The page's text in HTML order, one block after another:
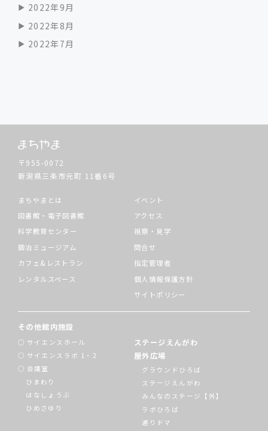
2022年9月
2022年8月
2022年7月
〒955-0072
新潟県三条市元町 11番6号
まちやまとは
図書館・電子図書館
科学教育センター
鍛冶ミュージアム
カフェ&レストラン
レンタルスペース
イベント
アクセス
視察・見学
問合せ
指定管理者
個人情報保護方針
サイトポリシー
その他館内施設
サイエンスホール
サイエンスラボ 1・2
会議室
ひまわり
はなしょうぶ
ひめさゆり
ステージえんがわ
屋外広場
グラウンドひろば
ステージえんがわ
みんなのステージ【外】
ラボひろば
通りドマ